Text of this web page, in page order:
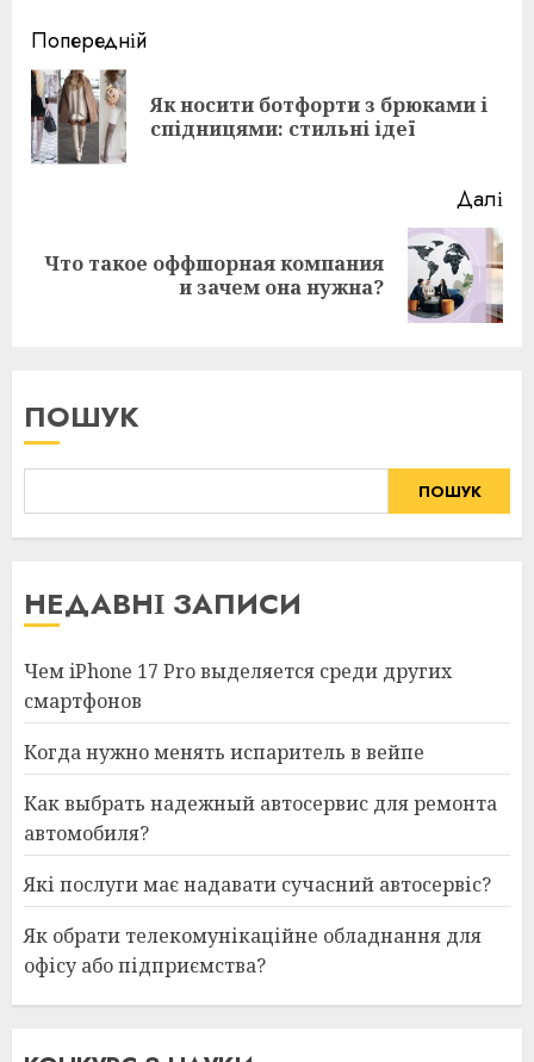
Continue
Reading
Попередній
Як носити ботфорти з брюками і
спідницями: стильні ідеї
Далі
Наступна
Что такое оффшорная компания
и зачем она нужна?
ПОШУК
ПОШУК
НЕДАВНІ ЗАПИСИ
Чем iPhone 17 Pro выделяется среди других
смартфонов
Когда нужно менять испаритель в вейпе
Как выбрать надежный автосервис для ремонта
автомобиля?
Які послуги має надавати сучасний автосервіс?
Як обрати телекомунікаційне обладнання для
офісу або підприємства?